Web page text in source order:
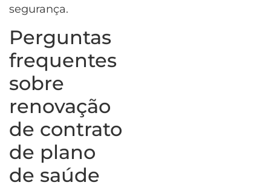
segurança.
Perguntas
frequentes
sobre
renovação
de contrato
de plano
de saúde